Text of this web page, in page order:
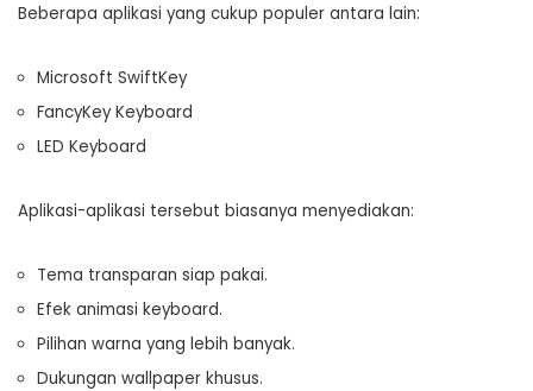
Beberapa aplikasi yang cukup populer antara lain:
Microsoft SwiftKey
FancyKey Keyboard
LED Keyboard
Aplikasi-aplikasi tersebut biasanya menyediakan:
Tema transparan siap pakai.
Efek animasi keyboard.
Pilihan warna yang lebih banyak.
Dukungan wallpaper khusus.